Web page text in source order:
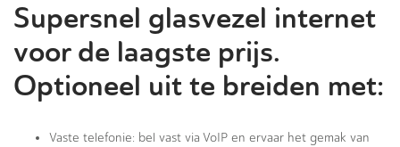
Supersnel glasvezel internet
voor de laagste prijs.
Optioneel uit te breiden met:
Vaste telefonie: bel vast via VoIP en ervaar het gemak van